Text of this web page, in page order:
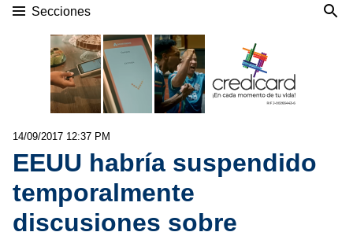
Secciones
14/09/2017 12:37 PM
EEUU habría suspendido
temporalmente
discusiones sobre